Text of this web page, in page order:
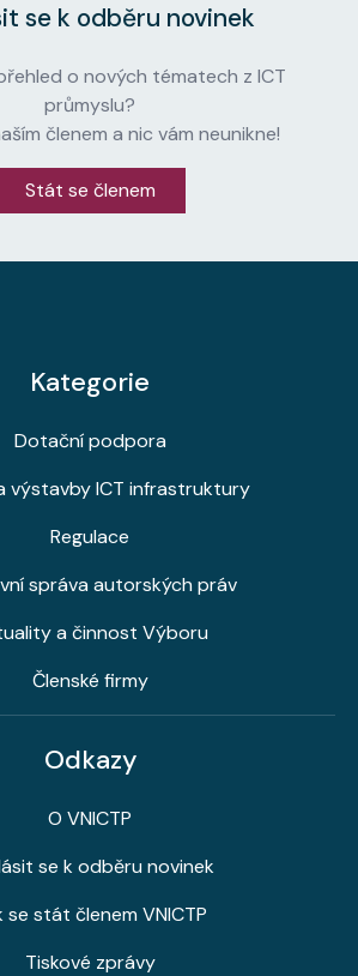
se k odběru novinek
o nových tématech z ICT
průmyslu?
členem a nic vám neunikne!
Stát se členem
Kategorie
Dotační podpora
výstavby ICT infrastruktury
Regulace
správa autorských práv
a činnost Výboru
Členské firmy
Odkazy
O VNICTP
se k odběru novinek
se stát členem VNICTP
Tiskové zprávy